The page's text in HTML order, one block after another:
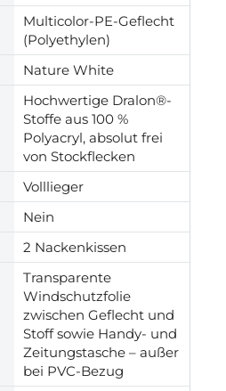
Multicolor-PE-Geflecht
(Polyethylen)
Nature White
Hochwertige Dralon®-
Stoffe aus 100 %
Polyacryl, absolut frei
von Stockflecken
Volllieger
Nein
2 Nackenkissen
Transparente
Windschutzfolie
zwischen Geflecht und
Stoff sowie Handy- und
Zeitungstasche – außer
bei PVC-Bezug